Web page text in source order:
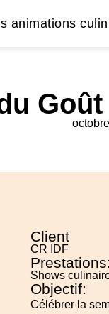
animations
Client
CR IDF
Prestations:
Shows
Objectif:
Célébrer la